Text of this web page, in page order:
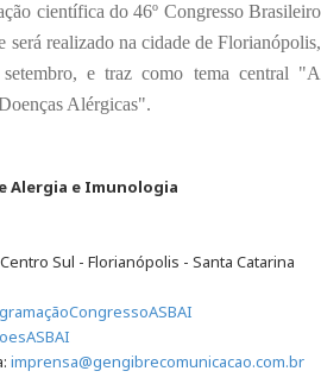
científica do 46º Congresso Brasileiro
realizado na cidade de Florianópolis,
e traz como tema central "A
Alérgicas".
Alergia e Imunologia
Sul - Florianópolis - Santa Catarina
imprensa@gengibrecomunicacao.com.br